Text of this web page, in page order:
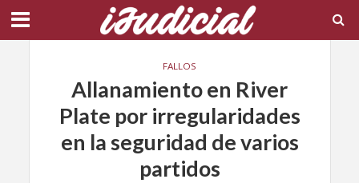
FALLOS
Allanamiento en River
Plate por irregularidades
en la seguridad de varios
partidos